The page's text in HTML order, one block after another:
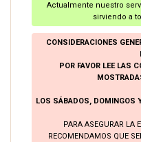
Actualmente nuestro
sirviendo a
CONSIDERACIONES
POR FAVOR LEE LAS
LOS SÁBADOS, DOMINGOS
PARA ASEGURAR LA
RECOMENDAMOS QUE